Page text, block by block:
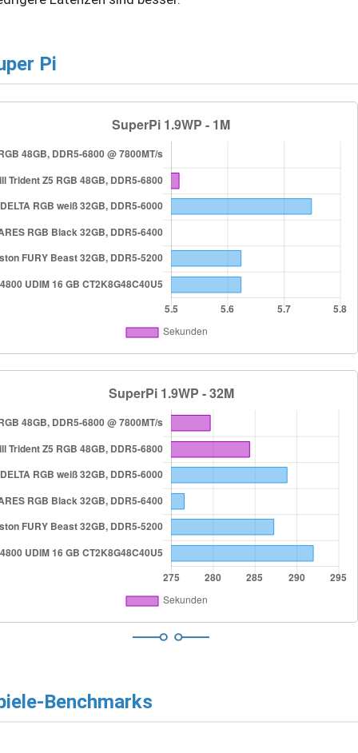
Pi
Benchmarks